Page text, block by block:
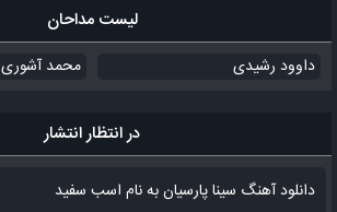
لیست مداحان
داوود رشیدی محمد آشوری
در انتظار انتشار
دانلود آهنگ سینا پارسیان به نام اسب سفید